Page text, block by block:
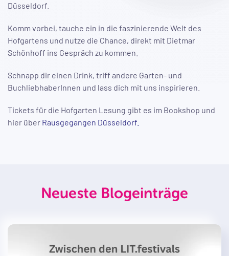
Düsseldorf.
Komm vorbei, tauche ein in die faszinierende Welt des
Hofgartens und nutze die Chance, direkt mit Dietmar
Schönhoff ins Gespräch zu kommen.
Schnapp dir einen Drink, triff andere Garten- und
BuchliebhaberInnen und lass dich mit uns inspirieren.
Tickets für die Hofgarten Lesung gibt es im Bookshop und
hier über Rausgegangen Düsseldorf.
Neueste Blogeinträge